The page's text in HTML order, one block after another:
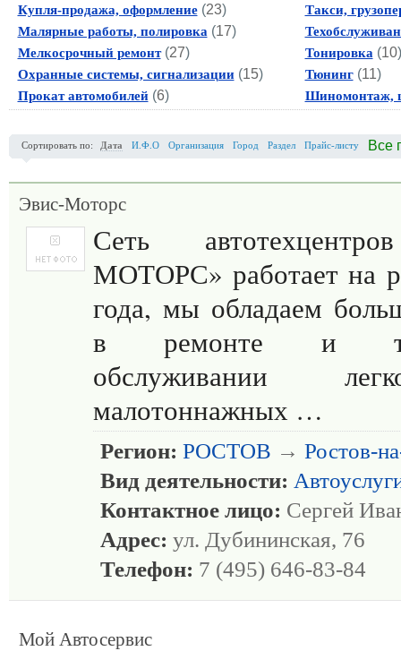
Купля-продажа, оформление(23)
Малярные работы, полировка (17)
Мелкосрочный ремонт(27)
Охранные системы, сигнализации(15)
Прокат автомобилей(6)
Такси,
Тонировка (10)
Тюнинг(11)
Шиномонтаж,
Сортировать по: Дата И.Ф.О Организация Город Раздел Прайс-листу Все
Эвис-Моторс
Сеть
МОТОРС» работает на
года, мы обладаем
в ремонте и
обслуживании
малотоннажных …
Регион: РОСТОВ → Ростов-
Вид деятельности:
Контактное лицо: Сергей
Адрес: ул. Дубининская, 76
Телефон: 7 (495) 646-83-84
Мой Автосервис